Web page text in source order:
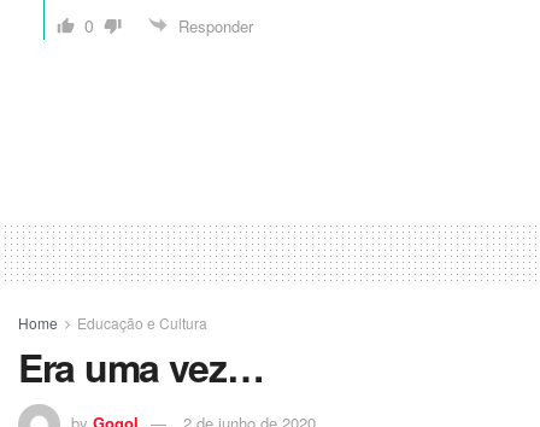
0 Responder
Home Educação e Cultura
Era uma vez…